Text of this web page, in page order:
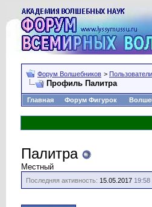
Форум Волшебников > Пользователи
Профиль Палитра
Главная Форум Фигурок
Палитра
Местный
Последняя активность: 15.05.2017 19:58